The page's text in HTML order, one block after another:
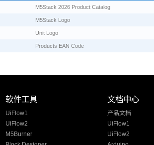
M5Stack 2026 Product Catalog
M5Stack Logo
Unit Logo
Products EAN Code
软件工具
UiFlow1
UiFlow2
M5Burner
文档中心
产品文档
UiFlow1
UiFlow2